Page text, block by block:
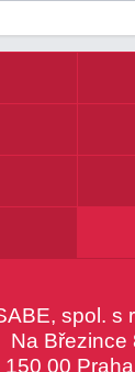
spol. s
Na Březince
150 00